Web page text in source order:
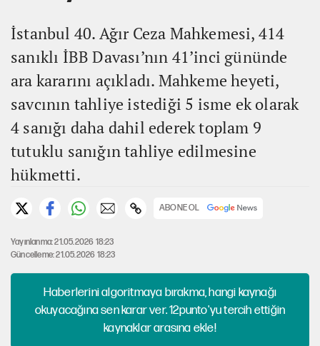
İstanbul 40. Ağır Ceza Mahkemesi, 414
sanıklı İBB Davası’nın 41’inci gününde
ara kararını açıkladı. Mahkeme heyeti,
savcının tahliye istediği 5 isme ek olarak
4 sanığı daha dahil ederek toplam 9
tutuklu sanığın tahliye edilmesine
hükmetti.
ABONE OL
Yayınlanma: 21.05.2026 18:23
Güncelleme: 21.05.2026 18:23
Haberlerini algoritmaya bırakma, hangi kaynağı
okuyacağına sen karar ver. 12punto'yu tercih ettiğin
kaynaklar arasına ekle!